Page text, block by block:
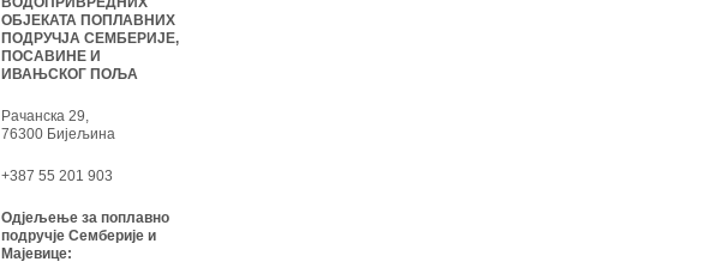
ОБЈЕКАТА ПОПЛАВНИХ
ПОДРУЧЈА СЕМБЕРИЈЕ,
ПОСАВИНЕ И
ИВАЊСКОГ ПОЉА
Рачанска 29,
76300 Бијељина
+387 55 201 903
Одјељење за поплавно
подручје Семберије и
Мајевице: